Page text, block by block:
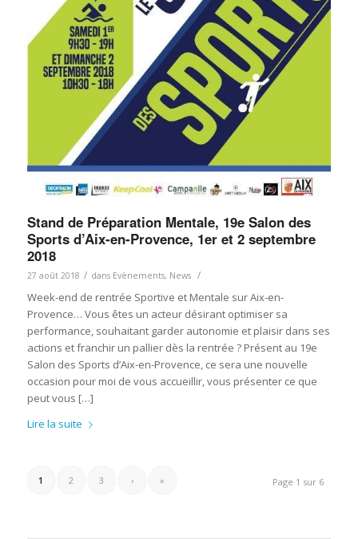
Stand de Préparation Mentale, 19e Salon des
Sports d’Aix-en-Provence, 1er et 2 septembre
2018
27 août 2018 / dans Evènements, News /
Week-end de rentrée Sportive et Mentale sur Aix-en-
Provence… Vous êtes un acteur désirant optimiser sa
performance, souhaitant garder autonomie et plaisir dans ses
actions et franchir un pallier dès la rentrée ? Présent au 19e
Salon des Sports d’Aix-en-Provence, ce sera une nouvelle
occasion pour moi de vous accueillir, vous présenter ce que
peut vous […]
Lire la suite
Page 1 sur 6
1 2 3 › »